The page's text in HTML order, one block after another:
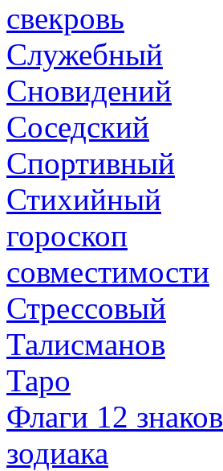
свекровь
Служебный
Сновидений
Соседский
Спортивный
Стихийный
гороскоп
совместимости
Стрессовый
Талисманов
Таро
Флаги 12 знаков
зодиака